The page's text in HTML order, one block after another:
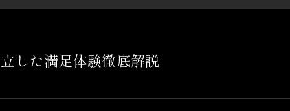
した満足体験徹底解説